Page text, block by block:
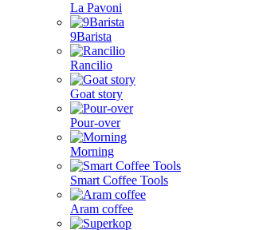
La Pavoni
9Barista
Rancilio
Goat story
Pour-over
Morning
Smart Coffee Tools
Aram coffee